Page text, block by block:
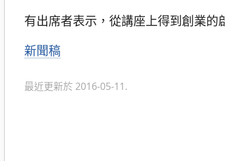
有出席者表示，從講座上得到創業的
分
新聞稿
最近更新於 2016-05-11.